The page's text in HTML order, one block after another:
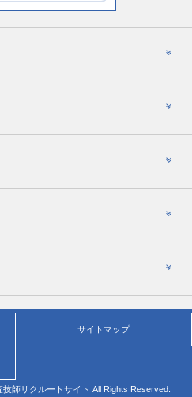
サイトマップ
師リクルートサイト All Rights Reserved.